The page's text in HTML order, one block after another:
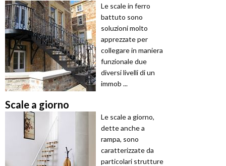
Le scale in ferro
battuto sono
soluzioni molto
apprezzate per
collegare in maniera
funzionale due
diversi livelli di un
immob ...
Scale a giorno
Le scale a giorno,
dette anche a
rampa, sono
caratterizzate da
particolari strutture